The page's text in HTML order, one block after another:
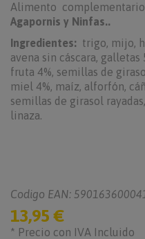
Alimento
Agapornis y Ninfas..
Ingredientes: trigo, mijo,
avena sin cáscara, galletas
fruta 4%, semillas de
miel 4%, maíz, alforfón,
semillas de girasol
linaza.
Codigo EAN:
13,95 €
* Precio con IVA Incluido